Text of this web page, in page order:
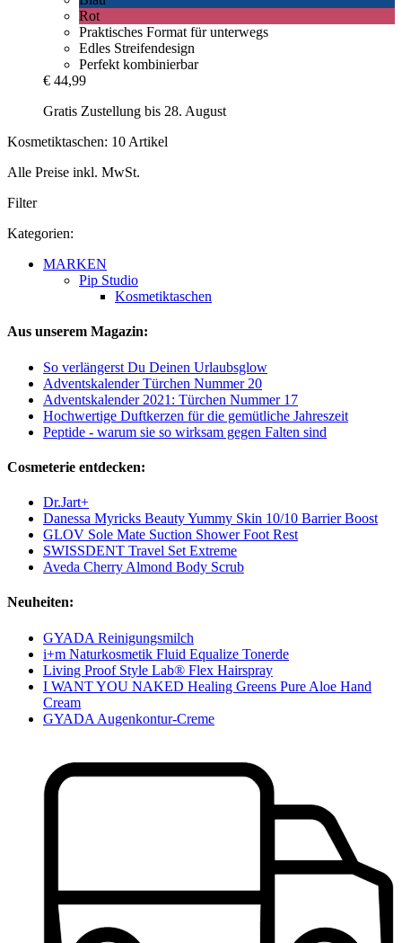
Rot
Praktisches Format für unterwegs
Edles Streifendesign
Perfekt kombinierbar
€ 44,99
Gratis Zustellung bis 28. August
Kosmetiktaschen: 10 Artikel
Alle Preise inkl. MwSt.
Filter
Kategorien:
MARKEN
Pip Studio
Kosmetiktaschen
Aus unserem Magazin:
So verlängerst Du Deinen Urlaubsglow
Adventskalender Türchen Nummer 20
Adventskalender 2021: Türchen Nummer 17
Hochwertige Duftkerzen für die gemütliche Jahreszeit
Peptide - warum sie so wirksam gegen Falten sind
Cosmeterie entdecken:
Dr.Jart+
Danessa Myricks Beauty Yummy Skin 10/10 Barrier Boost
GLOV Sole Mate Suction Shower Foot Rest
SWISSDENT Travel Set Extreme
Aveda Cherry Almond Body Scrub
Neuheiten:
GYADA Reinigungsmilch
i+m Naturkosmetik Fluid Equalize Tonerde
Living Proof Style Lab® Flex Hairspray
I WANT YOU NAKED Healing Greens Pure Aloe Hand
Cream
GYADA Augenkontur-Creme